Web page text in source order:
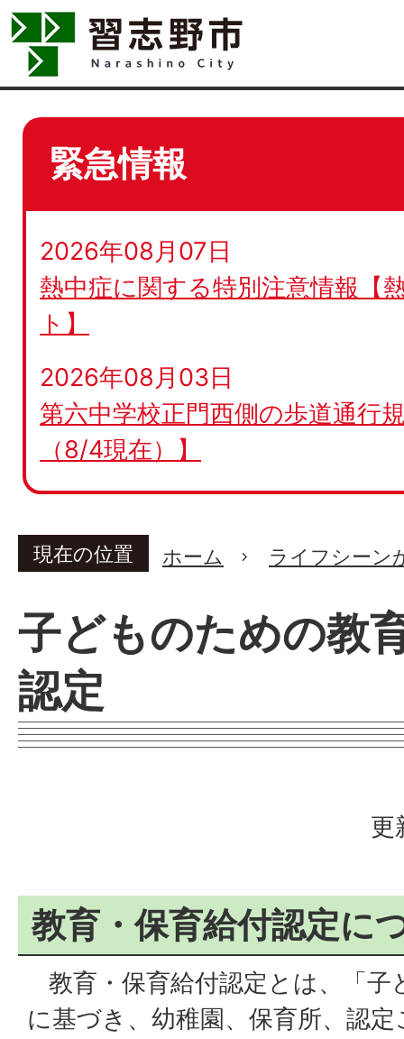
緊急情報
2026年08月07日
熱中症に関する特別注意情報【
ト】
2026年08月03日
第六中学校正門西側の歩道通行
（8/4現在）】
現在の位置 ホーム ライフシーン
子どものための教
認定
更
教育・保育給付認定に
教育・保育給付認定とは、「子
に基づき、幼稚園、保育所、認